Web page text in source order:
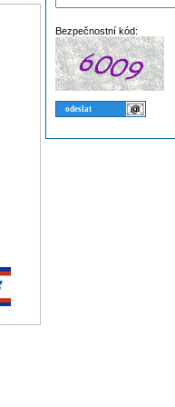
Bezpečnostní kód: